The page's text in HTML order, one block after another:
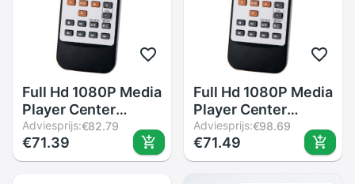
Full Hd 1080P Media
Player Center
Rm/Rmvb/Avi/Mpeg
Multi Media Video
Player Met Hdmi
Adviesprijs:€82.79
€71.39
Full Hd 1080P Media
Player Center
Rm/Rmvb/Avi/Mpeg
Multi Media Video
Player Met Hdmi
Adviesprijs:€98.69
€71.49